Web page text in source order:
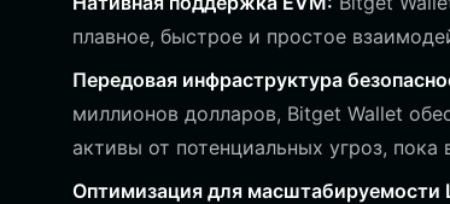
плавное, быстрое и простое
Передовая инфраструктура
миллионов долларов, Bitget Wallet
активы от потенциальных угроз,
Оптимизация для масштабируемости